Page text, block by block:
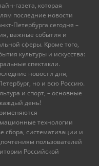
газета, которая
последние новости
Петербурга сегодня –
важные события и
сферы. Кроме того,
культуры и искусства:
спектакли.
новости дня,
но и всю Россию.
и спорт, – основные
день!
технологии
сбора, систематизации и
пользователей
Российской